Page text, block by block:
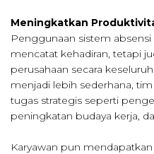
Meningkatkan
Penggunaan sistem
mencatat kehadiran, tetapi
perusahaan secara
menjadi lebih sederhana,
tugas strategis seperti
peningkatan budaya kerja,
Karyawan pun